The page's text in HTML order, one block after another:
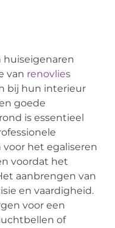
huiseigenaren
van renovlies
bij hun interieur
goede
is essentieel
voor het egaliseren
voordat het
aanbrengen van
en vaardigheid.
voor een
of